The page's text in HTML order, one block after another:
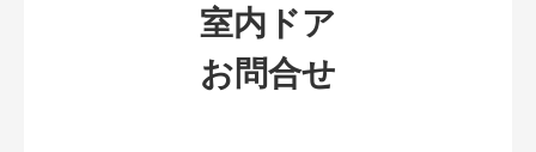
室内ドア
お問合せ